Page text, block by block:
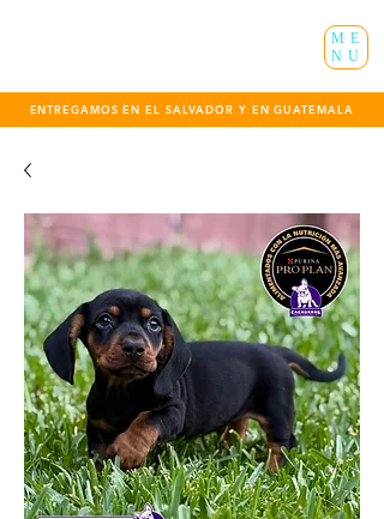
ENTREGAMOS EN EL SALVADOR Y EN GUATEMALA
ME
NU